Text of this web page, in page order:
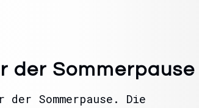
der Sommerpause
Sommerpause. Die